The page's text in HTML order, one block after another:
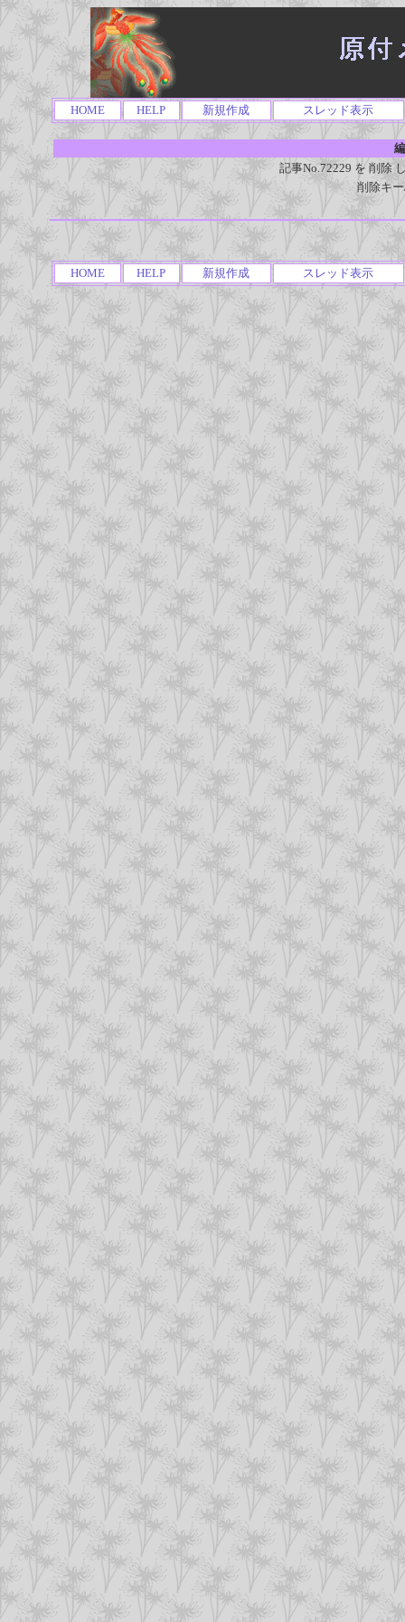
HOME HELP 新規作成 スレッド表示
記事No.72229 を 削除
削除キ
HOME HELP 新規作成 スレッド表示